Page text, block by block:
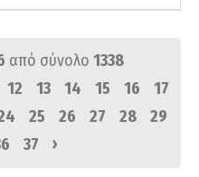
από σύνολο 1338
12 13 14 15 16
17
25 26 27 28
29
37 ›